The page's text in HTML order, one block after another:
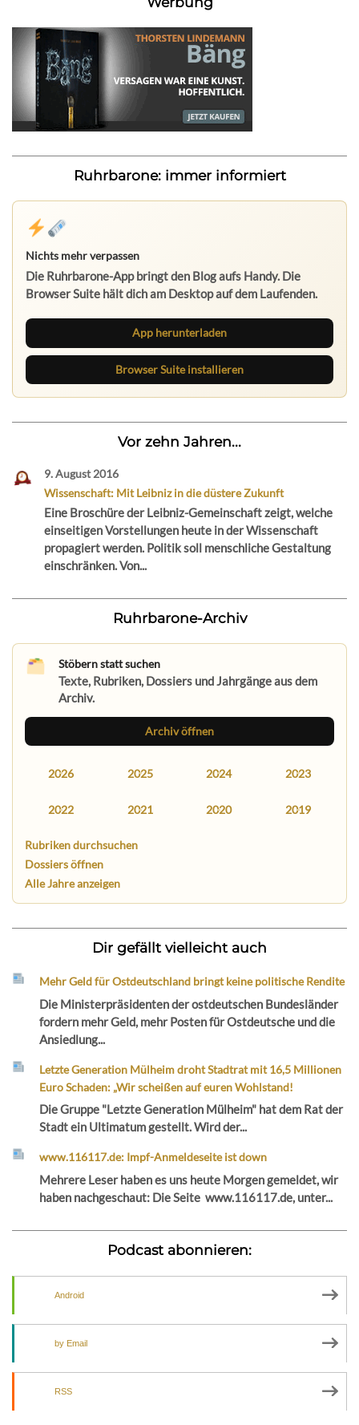
Ruhrbarone: immer informiert
Nichts mehr verpassen
Die Ruhrbarone-App bringt den Blog aufs Handy. Die
Browser Suite hält dich am Desktop auf dem Laufenden.
App herunterladen
Browser Suite installieren
Vor zehn Jahren...
9. August 2016
Wissenschaft: Mit Leibniz in die düstere Zukunft
Eine Broschüre der Leibniz-Gemeinschaft zeigt, welche
einseitigen Vorstellungen heute in der Wissenschaft
propagiert werden. Politik soll menschliche Gestaltung
einschränken. Von...
Ruhrbarone-Archiv
Stöbern statt suchen
Texte, Rubriken, Dossiers und Jahrgänge aus dem
Archiv.
Archiv öffnen
2026 2025 2024 2023
2022 2021 2020 2019
Rubriken durchsuchen
Dossiers öffnen
Alle Jahre anzeigen
Dir gefällt vielleicht auch
Mehr Geld für Ostdeutschland bringt keine politische Rendite
Die Ministerpräsidenten der ostdeutschen Bundesländer
fordern mehr Geld, mehr Posten für Ostdeutsche und die
Ansiedlung...
Letzte Generation Mülheim droht Stadtrat mit 16,5 Millionen
Euro Schaden: „Wir scheißen auf euren Wohlstand!
Die Gruppe "Letzte Generation Mülheim" hat dem Rat der
Stadt ein Ultimatum gestellt. Wird der...
www.116117.de: Impf-Anmeldeseite ist down
Mehrere Leser haben es uns heute Morgen gemeldet, wir
haben nachgeschaut: Die Seite www.116117.de, unter...
Podcast abonnieren:
Android
by Email
RSS